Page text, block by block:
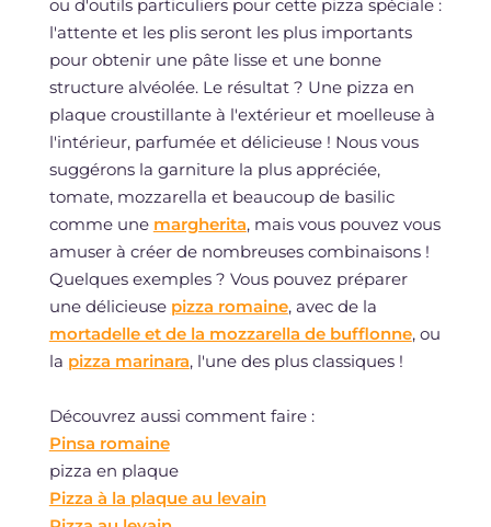
ou d'outils particuliers pour cette pizza spéciale :
l'attente et les plis seront les plus importants
pour obtenir une pâte lisse et une bonne
structure alvéolée. Le résultat ? Une pizza en
plaque croustillante à l'extérieur et moelleuse à
l'intérieur, parfumée et délicieuse ! Nous vous
suggérons la garniture la plus appréciée,
tomate, mozzarella et beaucoup de basilic
comme une margherita, mais vous pouvez vous
amuser à créer de nombreuses combinaisons !
Quelques exemples ? Vous pouvez préparer
une délicieuse pizza romaine, avec de la
mortadelle et de la mozzarella de bufflonne, ou
la pizza marinara, l'une des plus classiques !
Découvrez aussi comment faire :
Pinsa romaine
pizza en plaque
Pizza à la plaque au levain